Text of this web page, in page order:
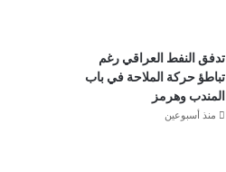
تدفق النفط العراقي رغم
تباطؤ حركة الملاحة في باب
المندب وهرمز
منذ أسبوعين